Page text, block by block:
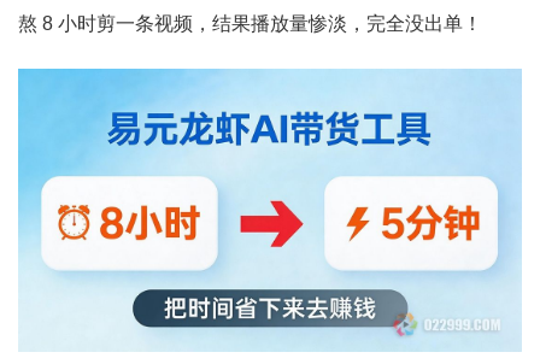
熬 8 小时剪一条视频，结果播放量惨淡，完全没出单！